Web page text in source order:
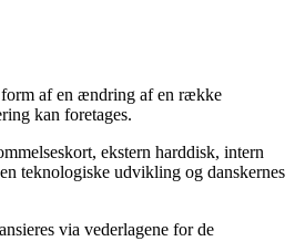
af en ændring af en række
kan foretages.
ekstern harddisk, intern
teknologiske udvikling og danskernes
via vederlagene for de